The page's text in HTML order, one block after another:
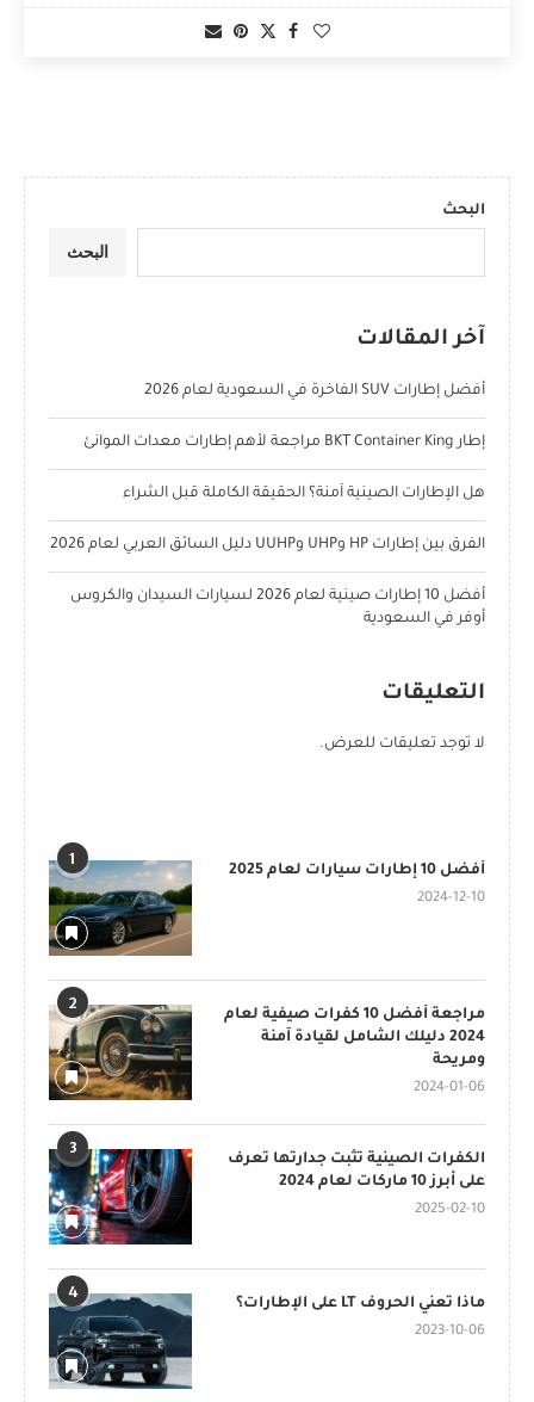
البحث
البحث
آخر المقالات
أفضل إطارات SUV الفاخرة في السعودية لعام 2026
إطار BKT Container King مراجعة لأهم إطارات معدات الموانئ
هل الإطارات الصينية آمنة؟ الحقيقة الكاملة قبل الشراء
الفرق بين إطارات HP وUHP وUUHP دليل السائق العربي لعام 2026
أفضل 10 إطارات صينية لعام 2026 لسيارات السيدان والكروس
أوفر في السعودية
التعليقات
لا توجد تعليقات للعرض.
1
أفضل 10 إطارات سيارات لعام 2025
2024-12-10
2
مراجعة أفضل 10 كفرات صيفية لعام
2024 دليلك الشامل لقيادة آمنة
ومريحة
2024-01-06
3
الكفرات الصينية تثبت جدارتها تعرف
على أبرز 10 ماركات لعام 2024
2025-02-10
4
ماذا تعني الحروف LT على الإطارات؟
2023-10-06